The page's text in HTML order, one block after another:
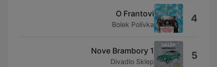
4
O Frantovi
Bolek Polívka
5
Nove Brambory 1
Divadlo Sklep